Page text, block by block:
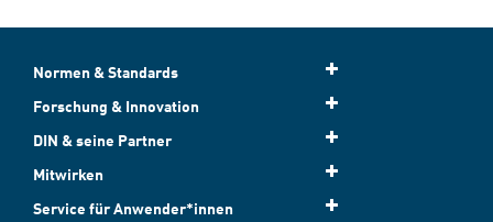
Normen & Standards
Forschung & Innovation
DIN & seine Partner
Mitwirken
Service für Anwender*innen